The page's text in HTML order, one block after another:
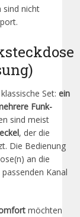
sind nicht
Set: ein
Funk-
sind meist
, der die
Die Bedienung
an die
Kanal
möchten